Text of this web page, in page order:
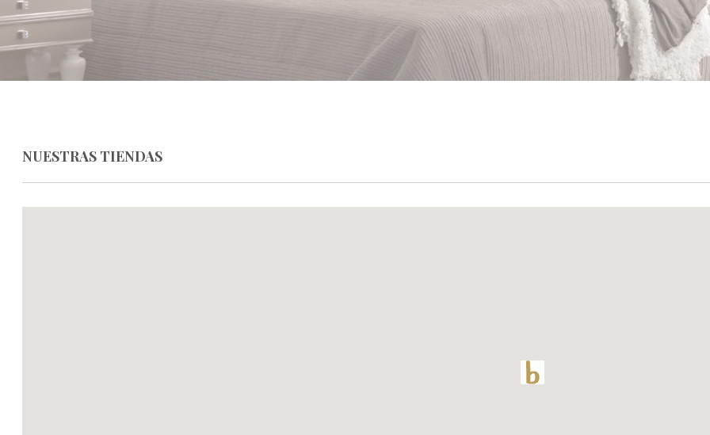
NUESTRAS TIENDAS